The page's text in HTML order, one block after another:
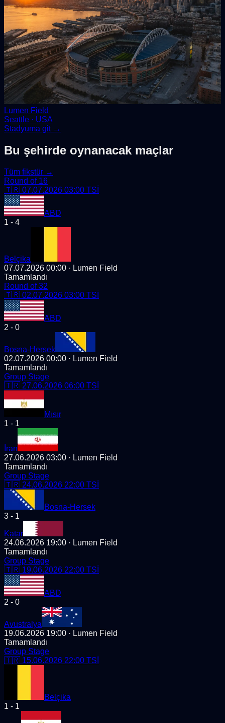
Lumen Field
Seattle · USA
Stadyuma git →
Bu şehirde oynanacak maçlar
Tüm fikstür →
Round of 16
🇹🇷 07.07.2026 03:00 TSİ
ABD
1 - 4
Belçika
07.07.2026 00:00 · Lumen Field
Tamamlandı
Round of 32
🇹🇷 02.07.2026 03:00 TSİ
ABD
2 - 0
Bosna-Hersek
02.07.2026 00:00 · Lumen Field
Tamamlandı
Group Stage
🇹🇷 27.06.2026 06:00 TSİ
Mısır
1 - 1
İran
27.06.2026 03:00 · Lumen Field
Tamamlandı
Group Stage
🇹🇷 24.06.2026 22:00 TSİ
Bosna-Hersek
3 - 1
Katar
24.06.2026 19:00 · Lumen Field
Tamamlandı
Group Stage
🇹🇷 19.06.2026 22:00 TSİ
ABD
2 - 0
Avustralya
19.06.2026 19:00 · Lumen Field
Tamamlandı
Group Stage
🇹🇷 15.06.2026 22:00 TSİ
Belçika
1 - 1